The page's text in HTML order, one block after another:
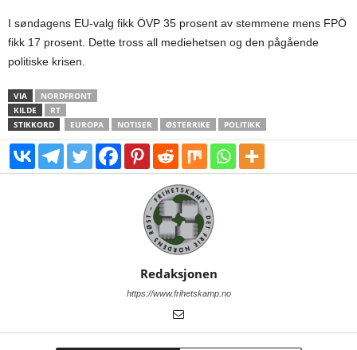
I søndagens EU-valg fikk ÖVP 35 prosent av stemmene mens FPÖ
fikk 17 prosent. Dette tross all mediehetsen og den pågående
politiske krisen.
VIA
NORDFRONT
KILDE
RT
STIKKORD
EUROPA NOTISER ØSTERRIKE POLITIKK
Redaksjonen
https://www.frihetskamp.no